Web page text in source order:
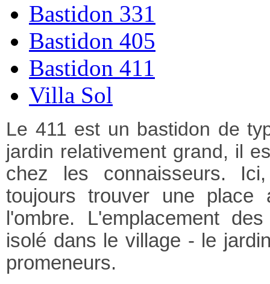
Bastidon 331
Bastidon 405
Bastidon 411
Villa Sol
Le 411 est un bastidon de
jardin relativement grand, il
chez les connaisseurs.
toujours trouver une
l'ombre. L'emplacement
isolé dans le village - le
promeneurs.